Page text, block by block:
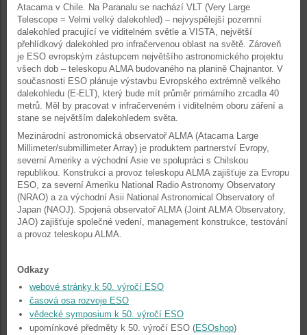
Atacama v Chile. Na Paranalu se nachází VLT (Very Large
Telescope = Velmi velký dalekohled) – nejvyspělejší pozemní
dalekohled pracující ve viditelném světle a VISTA, největší
přehlídkový dalekohled pro infračervenou oblast na světě. Zároveň
je ESO evropským zástupcem největšího astronomického projektu
všech dob – teleskopu ALMA budovaného na planině Chajnantor. V
současnosti ESO plánuje výstavbu Evropského extrémně velkého
dalekohledu (E-ELT), který bude mít průměr primárního zrcadla 40
metrů. Měl by pracovat v infračerveném i viditelném oboru záření a
stane se největším dalekohledem světa.
Mezinárodní astronomická observatoř ALMA (Atacama Large
Millimeter/submillimeter Array) je produktem partnerství Evropy,
severní Ameriky a východní Asie ve spolupráci s Chilskou
republikou. Konstrukci a provoz teleskopu ALMA zajišťuje za Evropu
ESO, za severní Ameriku National Radio Astronomy Observatory
(NRAO) a za východní Asii National Astronomical Observatory of
Japan (NAOJ). Spojená observatoř ALMA (Joint ALMA Observatory,
JAO) zajišťuje společné vedení, management konstrukce, testování
a provoz teleskopu ALMA.
Odkazy
webové stránky k 50. výročí ESO
časová osa rozvoje ESO
vědecké symposium k 50. výročí ESO
upomínkové předměty k 50. výročí ESO (ESOshop)